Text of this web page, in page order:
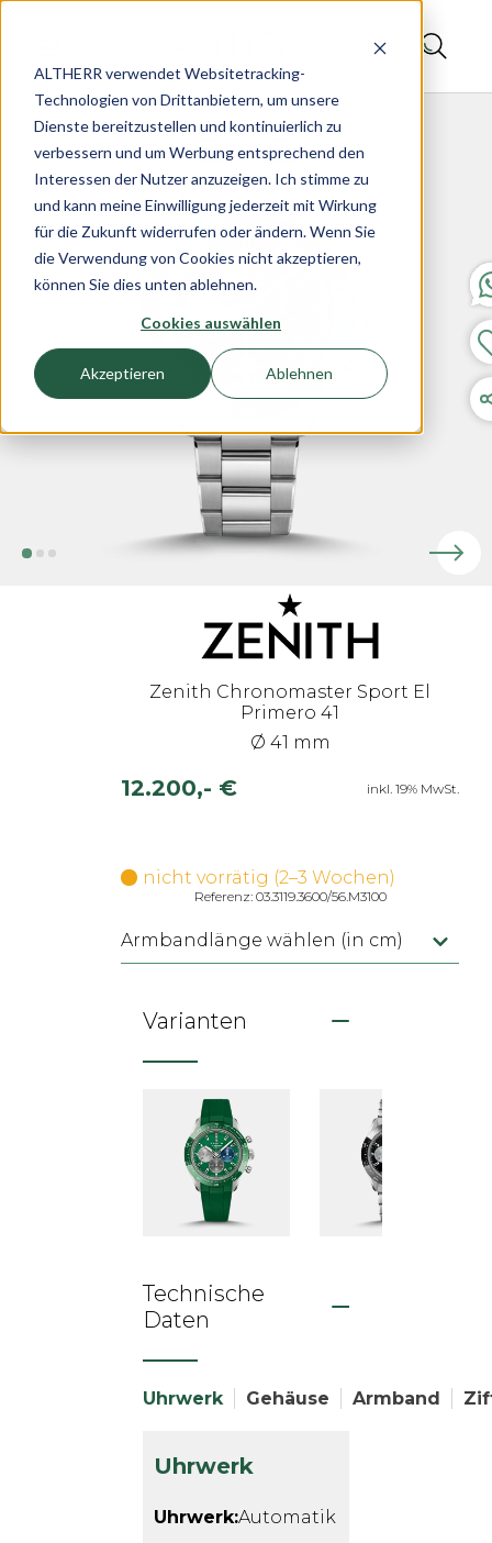
ALTHERR verwendet Websitetracking-
Technologien von Drittanbietern, um unsere
Dienste bereitzustellen und kontinuierlich zu
verbessern und um Werbung entsprechend den
Interessen der Nutzer anzuzeigen. Ich stimme zu
und kann meine Einwilligung jederzeit mit Wirkung
für die Zukunft widerrufen oder ändern. Wenn Sie
die Verwendung von Cookies nicht akzeptieren,
können Sie dies unten ablehnen.
Cookies auswählen
Akzeptieren Ablehnen
Zenith Chronomaster Sport El
Primero 41
Ø 41 mm
12.200,- € inkl. 19% MwSt.
nicht vorrätig (2–3 Wochen)
Referenz: 03.3119.3600/56.M3100
Armbandlänge wählen (in cm)
Varianten
Technische
Daten
Uhrwerk Gehäuse Armband
Uhrwerk
Uhrwerk:Automatik